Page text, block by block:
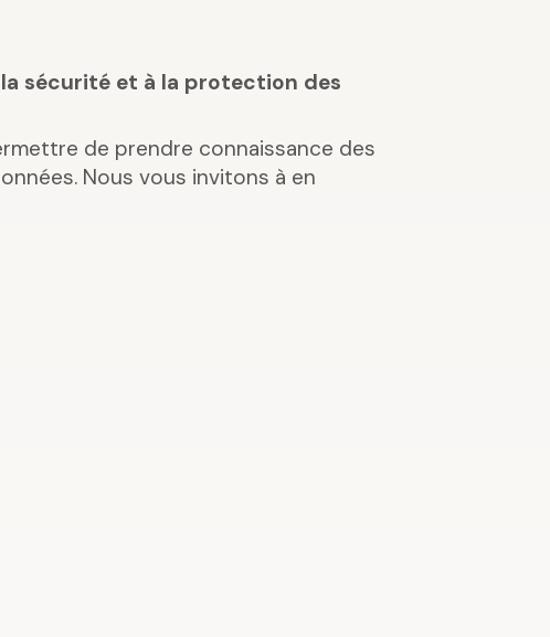
sécurité et à la protection des
de prendre connaissance des
Nous vous invitons à en